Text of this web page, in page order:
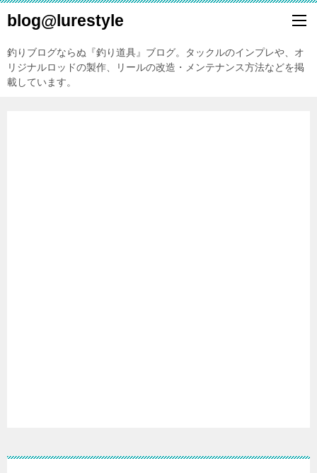
blog@lurestyle
釣りブログならぬ『釣り道具』ブログ。タックルのインプレや、オ
リジナルロッドの製作、リールの改造・メンテナンス方法などを掲
載しています。